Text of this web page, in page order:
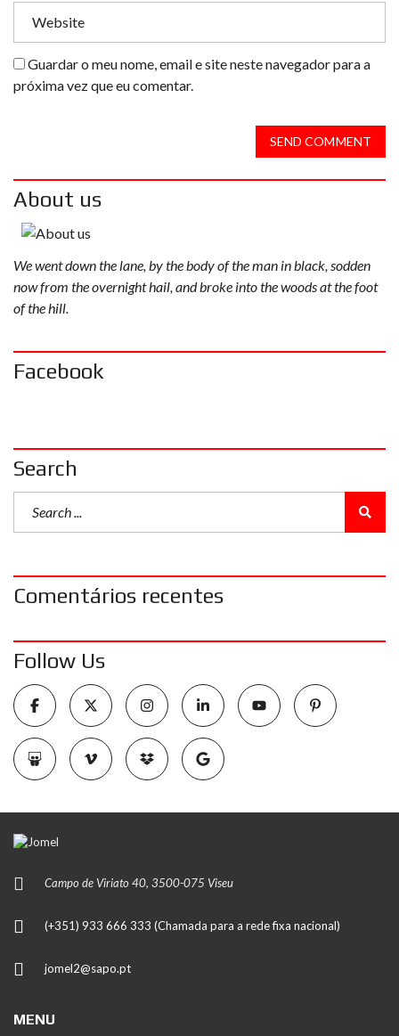
Guardar o meu nome, email e site neste navegador para a
próxima vez que eu comentar.
SEND COMMENT
About us
We went down the lane, by the body of the man in black, sodden
now from the overnight hail, and broke into the woods at the foot
of the hill.
Facebook
Search
Comentários recentes
Follow Us
Campo de Viriato 40, 3500-075 Viseu
(+351) 933 666 333 (Chamada para a rede fixa nacional)
jomel2@sapo.pt
MENU